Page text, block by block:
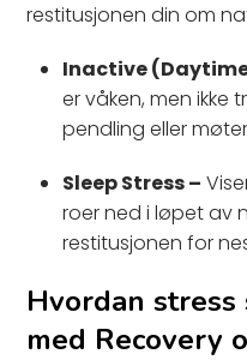
restitusjonen din om
Inactive
er våken, men ikke
pendling eller
Sleep Stress –
roer ned i løpet av
restitusjonen for
Hvordan
med Recovery